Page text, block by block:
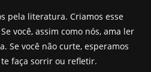
pela literatura. Criamos esse
você, assim como nós, ama ler
Se você não curte, esperamos
faça sorrir ou refletir.